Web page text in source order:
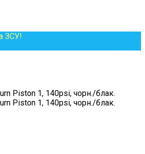
ЗСУ!
Piston 1, 140psi, чорн./блак.
Piston 1, 140psi, чорн./блак.